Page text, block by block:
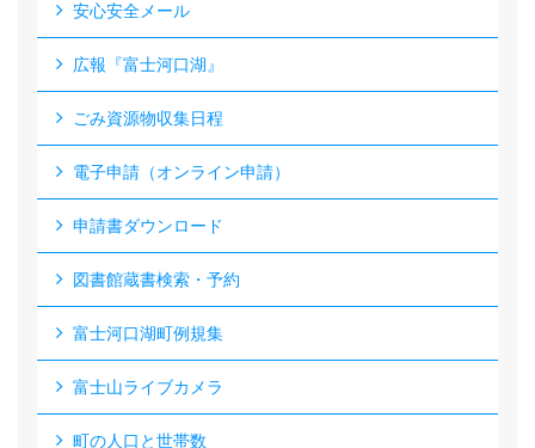
安心安全メール
広報『富士河口湖』
ごみ資源物収集日程
電子申請（オンライン申請）
申請書ダウンロード
図書館蔵書検索・予約
富士河口湖町例規集
富士山ライブカメラ
町の人口と世帯数